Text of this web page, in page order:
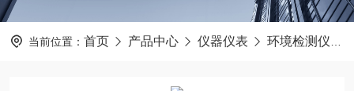
当前位置： 首页 产品中心 仪器仪表 环境检测仪器